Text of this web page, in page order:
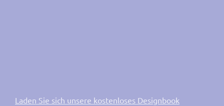
Laden Sie sich unsere kostenloses Designbook